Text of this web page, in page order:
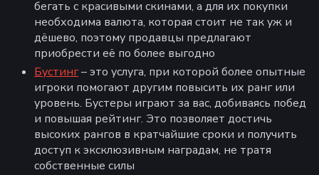
бегать с красивыми скинами, а для их покупки
необходима валюта, которая стоит не так уж и
дёшево, поэтому продавцы предлагают
приобрести её по более выгодно
Бустинг– это услуга, при которой более опытные
игроки помогают другим повысить их ранг или
уровень. Бустеры играют за вас, добиваясь побед
и повышая рейтинг. Это позволяет достичь
высоких рангов в кратчайшие сроки и получить
доступ к эксклюзивным наградам, не тратя
собственные силы